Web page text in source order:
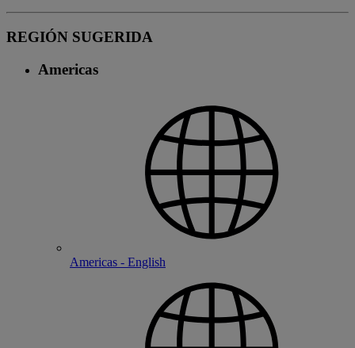
REGIÓN SUGERIDA
Americas
Americas - English